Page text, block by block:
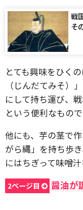
戦
そ
とても興味をひく
（じんだてみそ）
にして持ち運び、
という便利なもので
他にも、芋の茎で
がら縄」を持ち歩
にはちぎって味噌
2ページ目 醤油が